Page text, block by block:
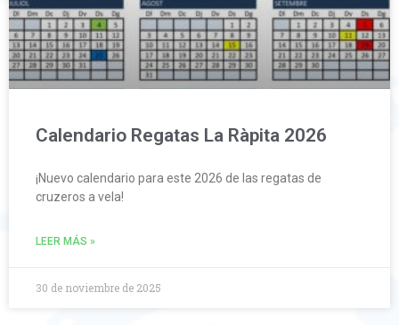
Calendario Regatas La Ràpita 2026
¡Nuevo calendario para este 2026 de las regatas de
cruzeros a vela!
LEER MÁS »
30 de noviembre de 2025